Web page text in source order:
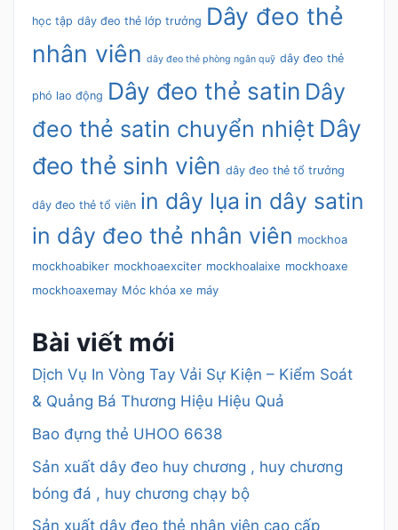
học tập dây đeo thẻ lớp trưởng Dây đeo thẻ
nhân viên dây đeo thẻ phòng ngân quỹ dây đeo thẻ
phó lao động Dây đeo thẻ satin Dây
đeo thẻ satin chuyển nhiệt Dây
đeo thẻ sinh viên dây đeo thẻ tổ trưởng
dây đeo thẻ tổ viên in dây lụa in dây satin
in dây đeo thẻ nhân viên mockhoa
mockhoabiker mockhoaexciter mockhoalaixe mockhoaxe
mockhoaxemay Móc khóa xe máy
Bài viết mới
Dịch Vụ In Vòng Tay Vải Sự Kiện – Kiểm Soát
& Quảng Bá Thương Hiệu Hiệu Quả
Bao đựng thẻ UHOO 6638
Sản xuất dây đeo huy chương , huy chương
bóng đá , huy chương chạy bộ
Sản xuất dây đeo thẻ nhân viên cao cấp